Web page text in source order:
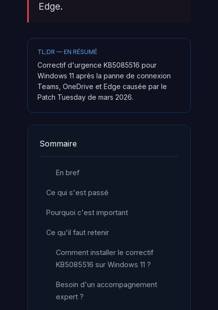
Edge.
TL;DR — EN RÉSUMÉ
Correctif d'urgence KB5085516 pour
Windows 11 après la panne de connexion
Teams, OneDrive et Edge causée par le
Patch Tuesday de mars 2026.
Sommaire
En bref
Ce qui s'est passé
Pourquoi c'est important
Ce qu'il faut retenir
Comment installer le correctif
KB5085516 sur Windows 11 ?
Besoin d'un accompagnement
expert ?